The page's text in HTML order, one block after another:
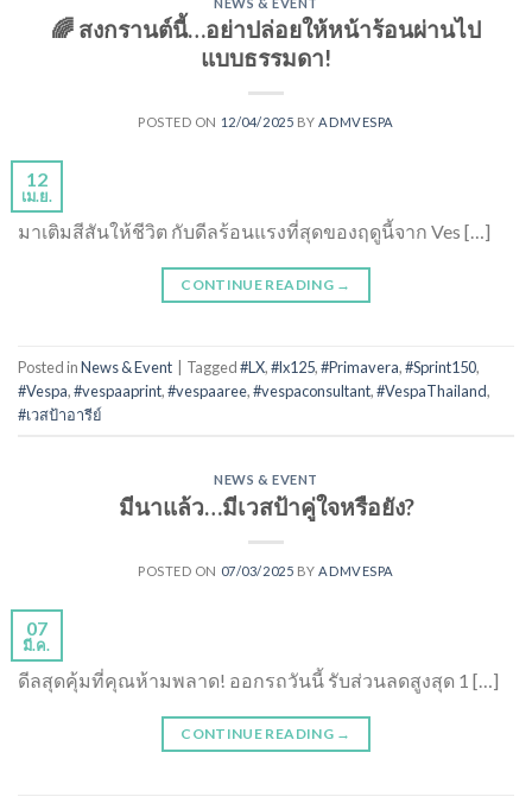
🌈 สงกรานต์นี้…อย่าปล่อยให้หน้าร้อนผ่านไป
แบบธรรมดา!
POSTED ON 12/04/2025 BYADMVESPA
12
เม.ย.
มาเติมสีสันให้ชีวิต กับดีลร้อนแรงที่สุดของฤดูนี้จาก Ves […]
CONTINUE READING →
Posted inNews & Event Tagged#LX,#lx125,#Primavera,#Sprint150,
#Vespa,#vespaaprint,#vespaaree,#vespaconsultant,#VespaThailand,
#เวสป้าอารีย์
NEWS & EVENT
มีนาแล้ว…มีเวสป้าคู่ใจหรือยัง?
POSTED ON 07/03/2025 BYADMVESPA
07
มี.ค.
ดีลสุดคุ้มที่คุณห้ามพลาด! ออกรถวันนี้ รับส่วนลดสูงสุด 1 […]
CONTINUE READING →